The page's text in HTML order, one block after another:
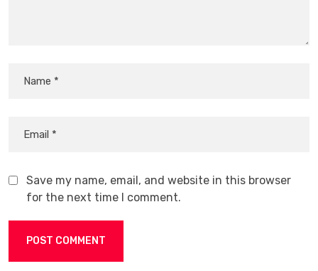
Save my name, email, and website in this browser
for the next time I comment.